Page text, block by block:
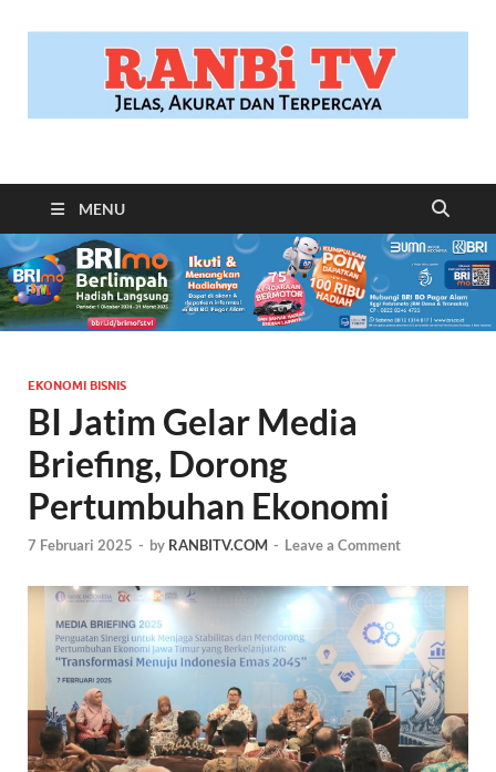
RANBITV.COM
MENU
EKONOMI BISNIS
BI Jatim Gelar Media
Briefing, Dorong
Pertumbuhan Ekonomi
7 Februari 2025 - by RANBITV.COM - Leave a Comment